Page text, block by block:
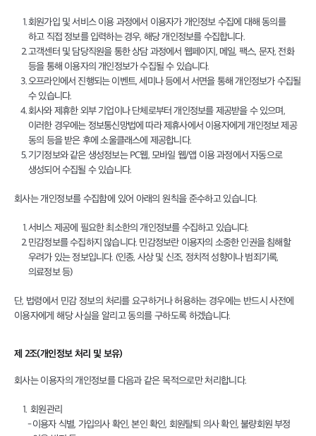
회원가입 및 서비스 이용 과정에서 이용자가 개인정보 수집에 대해 동의를
하고 직접 정보를 입력하는 경우, 해당 개인정보를 수집합니다.
고객센터 및 담당직원을 통한 상담 과정에서 웹페이지, 메일, 팩스, 문자, 전화
등을 통해 이용자의 개인정보가 수집될 수 있습니다.
오프라인에서 진행되는 이벤트, 세미나 등에서 서면을 통해 개인정보가 수집될
수 있습니다.
회사와 제휴한 외부 기업이나 단체로부터 개인정보를 제공받을 수 있으며,
이러한 경우에는 정보통신망법에 따라 제휴사에서 이용자에게 개인정보 제공
동의 등을 받은 후에 소울클래스에 제공합니다.
기기정보와 같은 생성정보는 PC웹, 모바일 웹/앱 이용 과정에서 자동으로
생성되어 수집될 수 있습니다.
회사는 개인정보를 수집함에 있어 아래의 원칙을 준수하고 있습니다.
서비스 제공에 필요한 최소한의 개인정보를 수집하고 있습니다.
민감정보를 수집하지 않습니다. 민감정보란 이용자의 소중한 인권을 침해할
우려가 있는 정보입니다. (인종, 사상 및 신조, 정치적 성향이나 범죄기록,
의료정보 등)
단, 법령에서 민감 정보의 처리를 요구하거나 허용하는 경우에는 반드시 사전에
이용자에게 해당 사실을 알리고 동의를 구하도록 하겠습니다.
제 2조(개인정보 처리 및 보유)
회사는 이용자의 개인정보를 다음과 같은 목적으로만 처리합니다.
회원관리
이용자 식별, 가입의사 확인, 본인 확인, 회원탈퇴 의사 확인, 불량회원 부정